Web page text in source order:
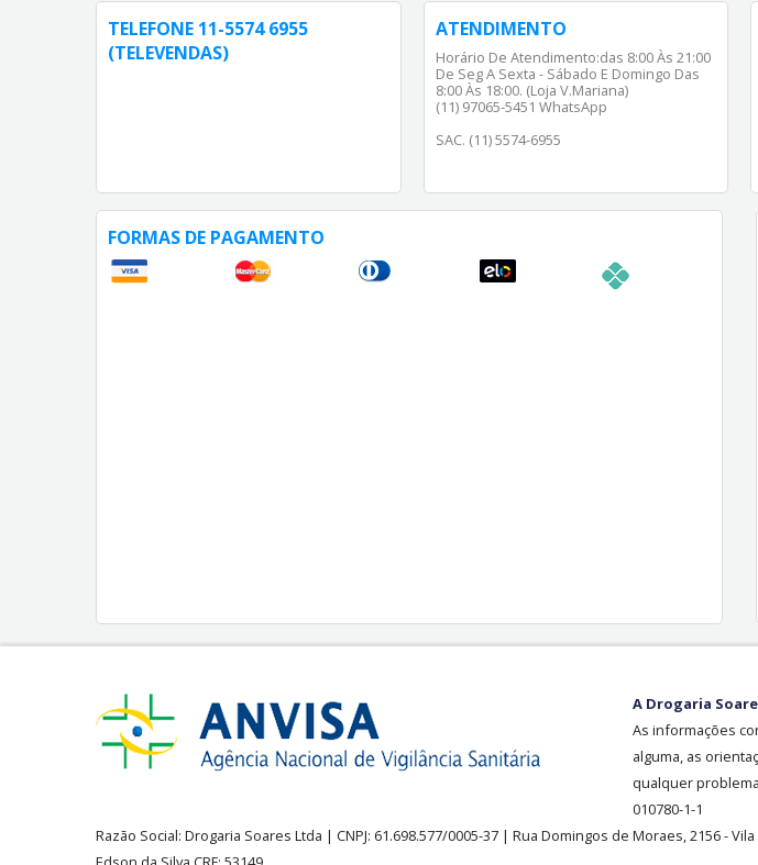
TELEFONE 11-5574 6955
(TELEVENDAS)
ATENDIMENTO
Horário De Atendimento:das 8:00 Às 21:00
De Seg A Sexta - Sábado E Domingo Das
8:00 Às 18:00. (Loja V.Mariana)
(11) 97065-5451 WhatsApp
SAC. (11) 5574-6955
FORMAS DE PAGAMENTO
A Drogaria
As informações
alguma, as
qualquer
010780-1-1
Razão Social: Drogaria Soares Ltda | CNPJ: 61.698.577/0005-37 | Rua Domingos de Moraes, 2156-